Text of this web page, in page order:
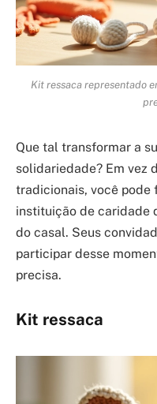
Kit ressaca representado
Que tal transformar a
solidariedade? Em vez
tradicionais, você pode
instituição de caridade
do casal. Seus
participar desse
precisa.
Kit ressaca